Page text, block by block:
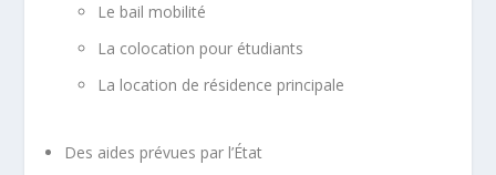
Le bail mobilité
La colocation pour étudiants
La location de résidence principale
Des aides prévues par l’État